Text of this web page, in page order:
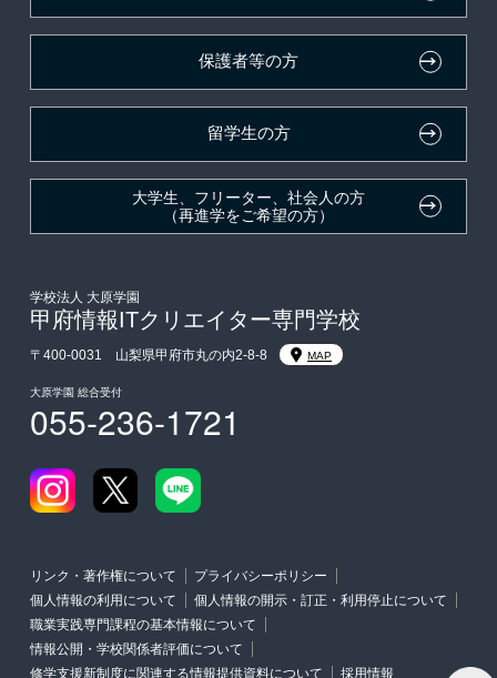
生徒会活動推薦入学
在校生・卒業生紹介推薦入学
大学生・短期大学生特別入学
学費
東京経営大学への3年次編入学
入学前のお勧め学習システム
大学・短期大学・公務員併願制度
大原学園グループ案内
採用ご担当の方
保護者等の方
留学生の方
大学生、フリーター、社会人の方
（再進学をご希望の方）
学校法人 大原学園
甲府情報ITクリエイター専門学校
〒400-0031 山梨県甲府市丸の内2-8-8 MAP
大原学園 総合受付
055-236-1721
リンク・著作権について
プライバシーポリシー
個人情報の利用について
個人情報の開示・訂正・利用停止について
職業実践専門課程の基本情報について
情報公開・学校関係者評価について
修学支援新制度に関連する情報提供資料について
採用情報